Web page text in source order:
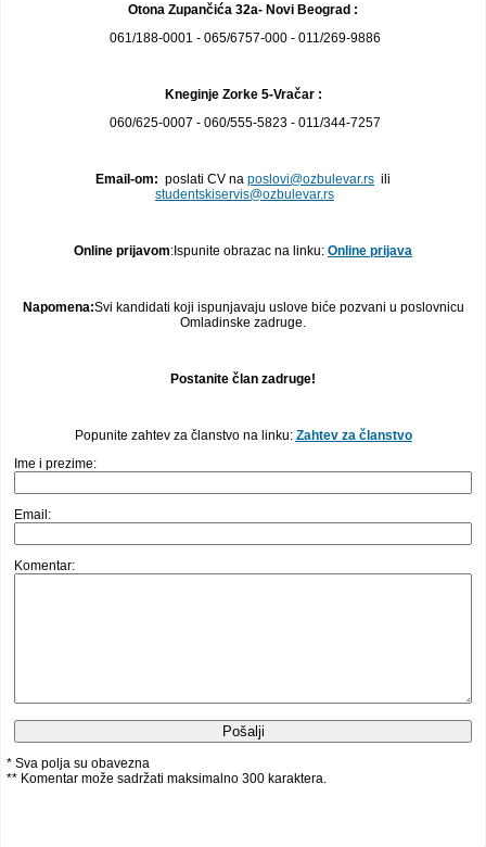
Otona Zupančića 32a- Novi Beograd :
061/188-0001 - 065/6757-000 - 011/269-9886
Kneginje Zorke 5-Vračar :
060/625-0007 - 060/555-5823 - 011/344-7257
Email-om: poslati CV na poslovi@ozbulevar.rs ili
studentskiservis@ozbulevar.rs
Online prijavom:Ispunite obrazac na linku: Online prijava
Napomena:Svi kandidati koji ispunjavaju uslove biće pozvani u poslovnicu
Omladinske zadruge.
Postanite član zadruge!
Popunite zahtev za članstvo na linku: Zahtev za članstvo
Ime i prezime:
Email:
Komentar:
* Sva polja su obavezna
** Komentar može sadržati maksimalno 300 karaktera.